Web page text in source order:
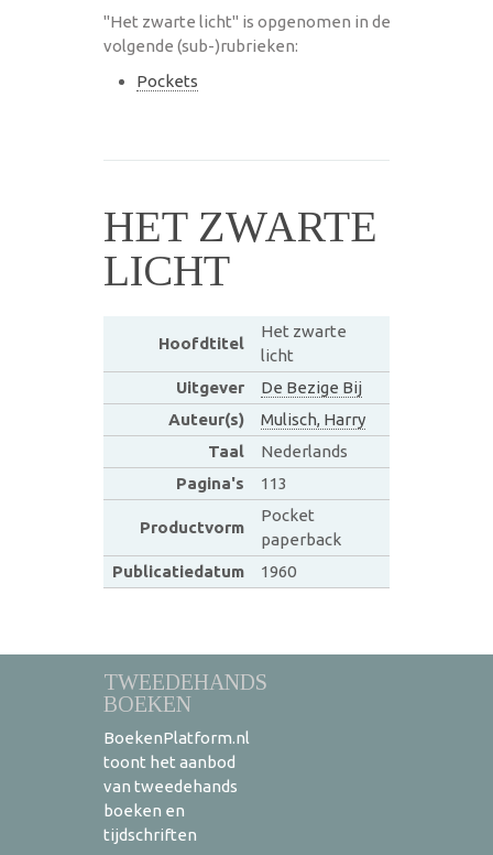
"Het zwarte licht" is opgenomen in de
volgende (sub-)rubrieken:
Pockets
HET ZWARTE
LICHT
Hoofdtitel
Het zwarte
licht
Uitgever
De Bezige Bij
Auteur(s)
Mulisch, Harry
Taal
Nederlands
Pagina's
113
Productvorm
Pocket
paperback
Publicatiedatum
1960
TWEEDEHANDS
BOEKEN
BoekenPlatform.nl
toont het aanbod
van tweedehands
boeken en
tijdschriften